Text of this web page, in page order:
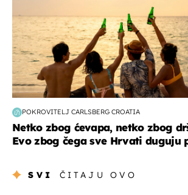
POKROVITELJ CARLSBERG CROATIA
Netko zbog ćevapa, netko zbog
Evo zbog čega sve Hrvati duguju
SVI ČITAJU OVO